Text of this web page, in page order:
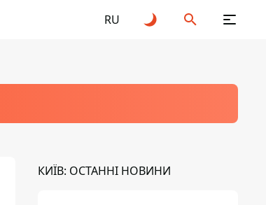
RU
КИЇВ: ОСТАННІ НОВИНИ